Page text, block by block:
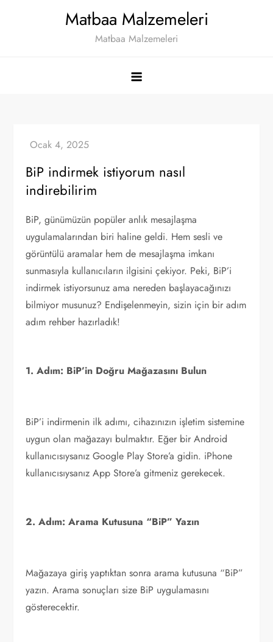
Matbaa Malzemeleri
Matbaa Malzemeleri
BiP indirmek istiyorum nasıl
indirebilirim
BiP, günümüzün popüler anlık mesajlaşma
uygulamalarından biri haline geldi. Hem sesli ve
görüntülü aramalar hem de mesajlaşma imkanı
sunmasıyla kullanıcıların ilgisini çekiyor. Peki, BiP’i
indirmek istiyorsunuz ama nereden başlayacağınızı
bilmiyor musunuz? Endişelenmeyin, sizin için bir adım
adım rehber hazırladık!
1. Adım: BiP’in Doğru Mağazasını Bulun
BiP’i indirmenin ilk adımı, cihazınızın işletim sistemine
uygun olan mağazayı bulmaktır. Eğer bir Android
kullanıcısıysanız Google Play Store’a gidin. iPhone
kullanıcısıysanız App Store’a gitmeniz gerekecek.
2. Adım: Arama Kutusuna “BiP” Yazın
Mağazaya giriş yaptıktan sonra arama kutusuna “BiP”
yazın. Arama sonuçları size BiP uygulamasını
gösterecektir.